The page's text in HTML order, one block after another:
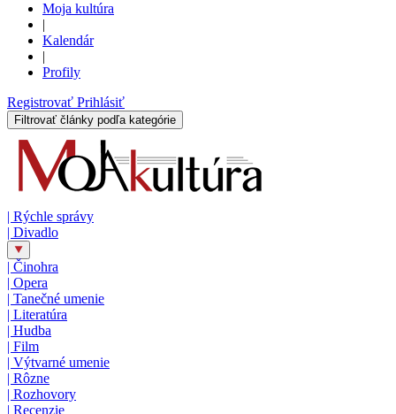
Moja kultúra
|
Kalendár
|
Profily
Registrovať Prihlásiť
Filtrovať články podľa kategórie
| Rýchle správy
| Divadlo
| Činohra
| Opera
| Tanečné umenie
| Literatúra
| Hudba
| Film
| Výtvarné umenie
| Rôzne
| Rozhovory
| Recenzie